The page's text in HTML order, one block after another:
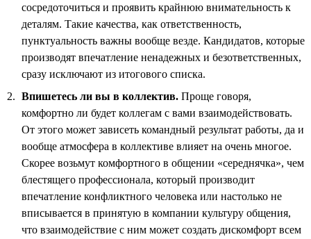
сосредоточиться и проявить крайнюю внимательность к
деталям. Такие качества, как ответственность,
пунктуальность важны вообще везде. Кандидатов, которые
производят впечатление ненадежных и безответственных,
сразу исключают из итогового списка.
Впишетесь ли вы в коллектив. Проще говоря,
комфортно ли будет коллегам с вами взаимодействовать.
От этого может зависеть командный результат работы, да и
вообще атмосфера в коллективе влияет на очень многое.
Скорее возьмут комфортного в общении «середнячка», чем
блестящего профессионала, который производит
впечатление конфликтного человека или настолько не
вписывается в принятую в компании культуру общения,
что взаимодействие с ним может создать дискомфорт всем